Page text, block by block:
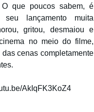
O que poucos sabem, é
lançamento muita
gritou, desmaiou e
no meio do filme,
das cenas completamente
AkIqFK3KoZ4